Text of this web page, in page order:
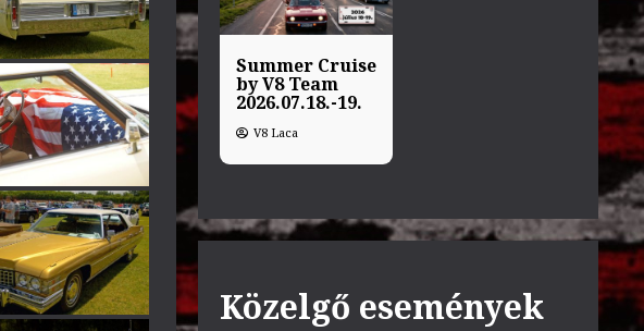
Summer Cruise
by V8 Team
2026.07.18.-19.
V8 Laca
Közelgő események